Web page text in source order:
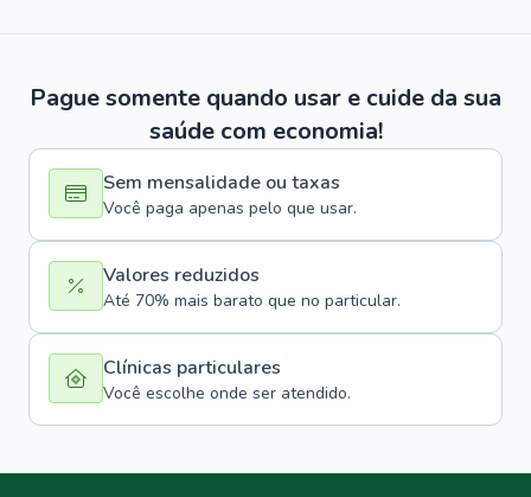
Pague somente quando usar e cuide da sua
saúde com economia!
Sem mensalidade ou taxas
Você paga apenas pelo que usar.
Valores reduzidos
Até 70% mais barato que no particular.
Clínicas particulares
Você escolhe onde ser atendido.